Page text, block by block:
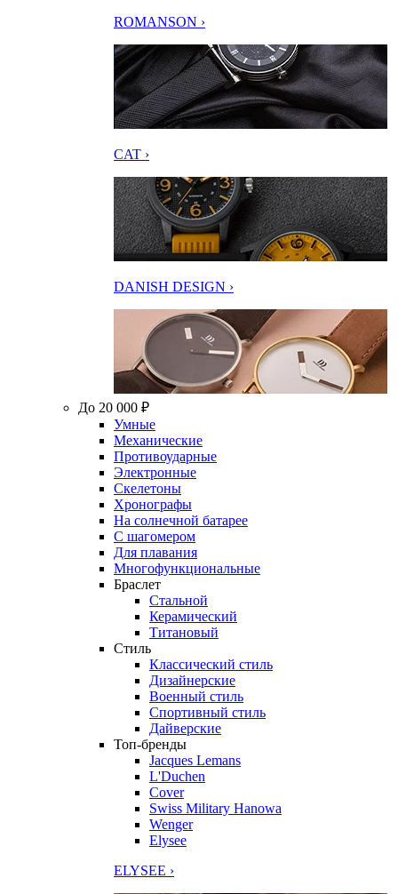
ROMANSON ›
CAT ›
DANISH DESIGN ›
До 20 000 ₽
Умные
Механические
Противоударные
Электронные
Скелетоны
Хронографы
На солнечной батарее
С шагомером
Для плавания
Многофункциональные
Браслет
Стальной
Керамический
Титановый
Стиль
Классический стиль
Дизайнерские
Военный стиль
Спортивный стиль
Дайверские
Топ-бренды
Jacques Lemans
L'Duchen
Cover
Swiss Military Hanowa
Wenger
Elysee
ELYSEE ›